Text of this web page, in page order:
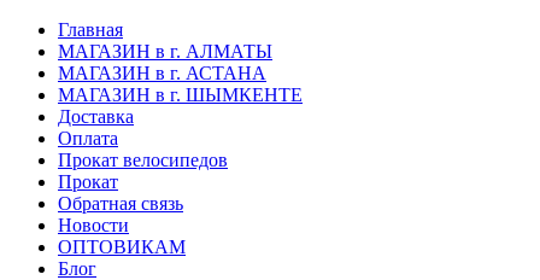
Главная
МАГАЗИН в г. АЛМАТЫ
МАГАЗИН в г. АСТАНА
МАГАЗИН в г. ШЫМКЕНТЕ
Доставка
Оплата
Прокат велосипедов
Прокат
Обратная связь
Новости
ОПТОВИКАМ
Блог